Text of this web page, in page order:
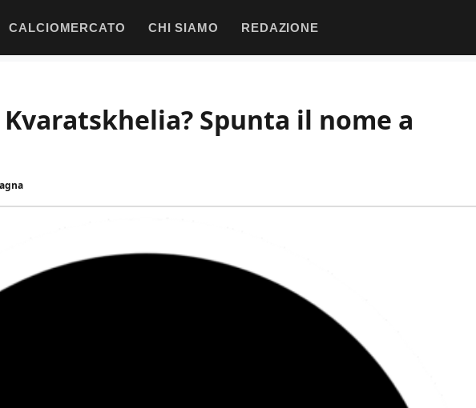
CALCIOMERCATO CHI SIAMO REDAZIONE
Spunta il nome a